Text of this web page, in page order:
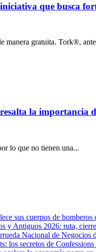
que busca
manera gratuita. Tork®,
la importancia
lo que no tienen una...
sus cuerpos de
y Antiguos 2026: ruta,
Nacional de Negocios
los secretos de